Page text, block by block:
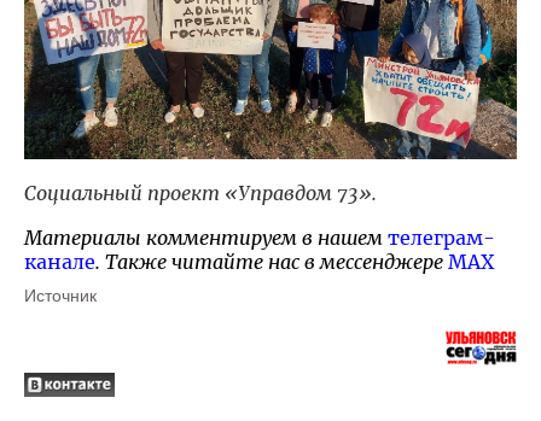
Социальный проект «Управдом 73».
Материалы комментируем в нашем телеграм-
канале. Также читайте нас в мессенджере MAX
Источник